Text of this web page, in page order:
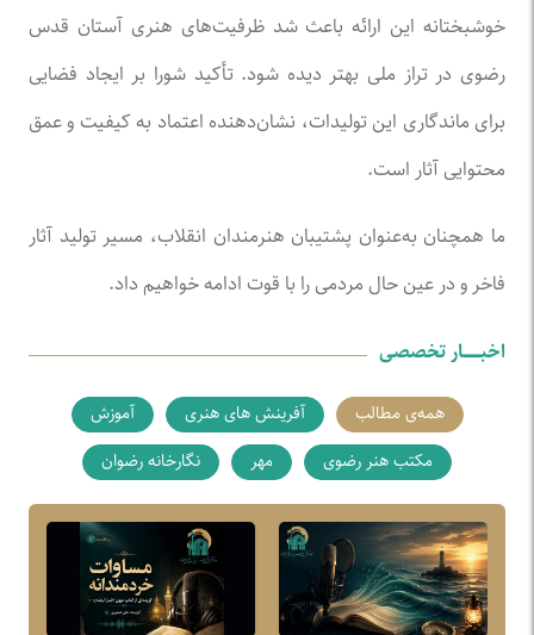
خوشبختانه این ارائه باعث شد ظرفیت‌های هنری آستان قدس
رضوی در تراز ملی بهتر دیده شود. تأکید شورا بر ایجاد فضایی
برای ماندگاری این تولیدات، نشان‌دهنده اعتماد به کیفیت و عمق
محتوایی آثار است.
ما همچنان به‌عنوان پشتیبان هنرمندان انقلاب، مسیر تولید آثار
فاخر و در عین حال مردمی را با قوت ادامه خواهیم داد.
اخبـــــــار تخصصی
همه‌ی مطالب آفرینش های هنری
آموزش
مکتب هنر رضوی
مهر نگارخانه رضوان